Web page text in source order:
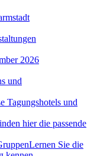
2026
und
Tagungshotels und
hier die passende
Lernen Sie die